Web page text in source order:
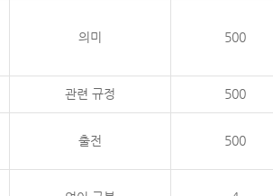
의미 500
관련 규정 500
출전 500